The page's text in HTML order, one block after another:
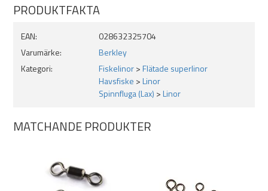
Du kan även använda vanlig nylonlina som backing om din rulle
PRODUKTFAKTA
EAN:
028632325704
Varumärke:
Berkley
Kategori:
Fiskelinor>Flätade superlinor
Havsfiske >Linor
Spinnfluga (Lax) >Linor
MATCHANDE PRODUKTER